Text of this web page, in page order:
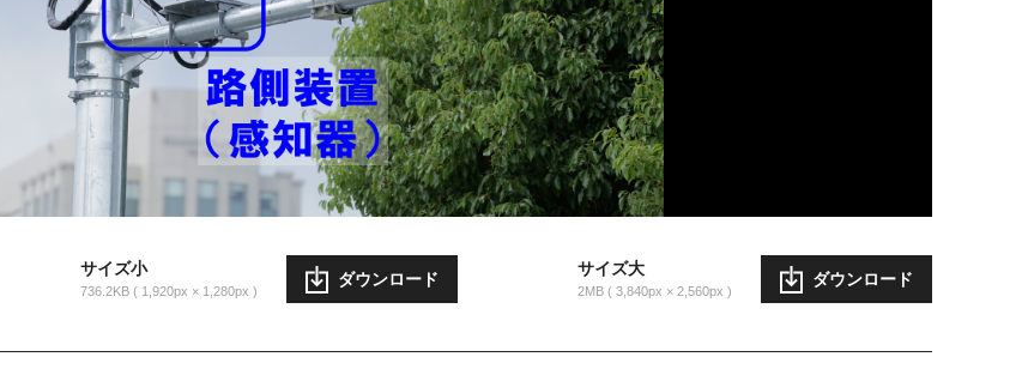
サイズ小
736.2KB 1,920px × 1,280px
ダウンロード
サイズ大
2MB 3,840px × 2,560px
ダウンロード